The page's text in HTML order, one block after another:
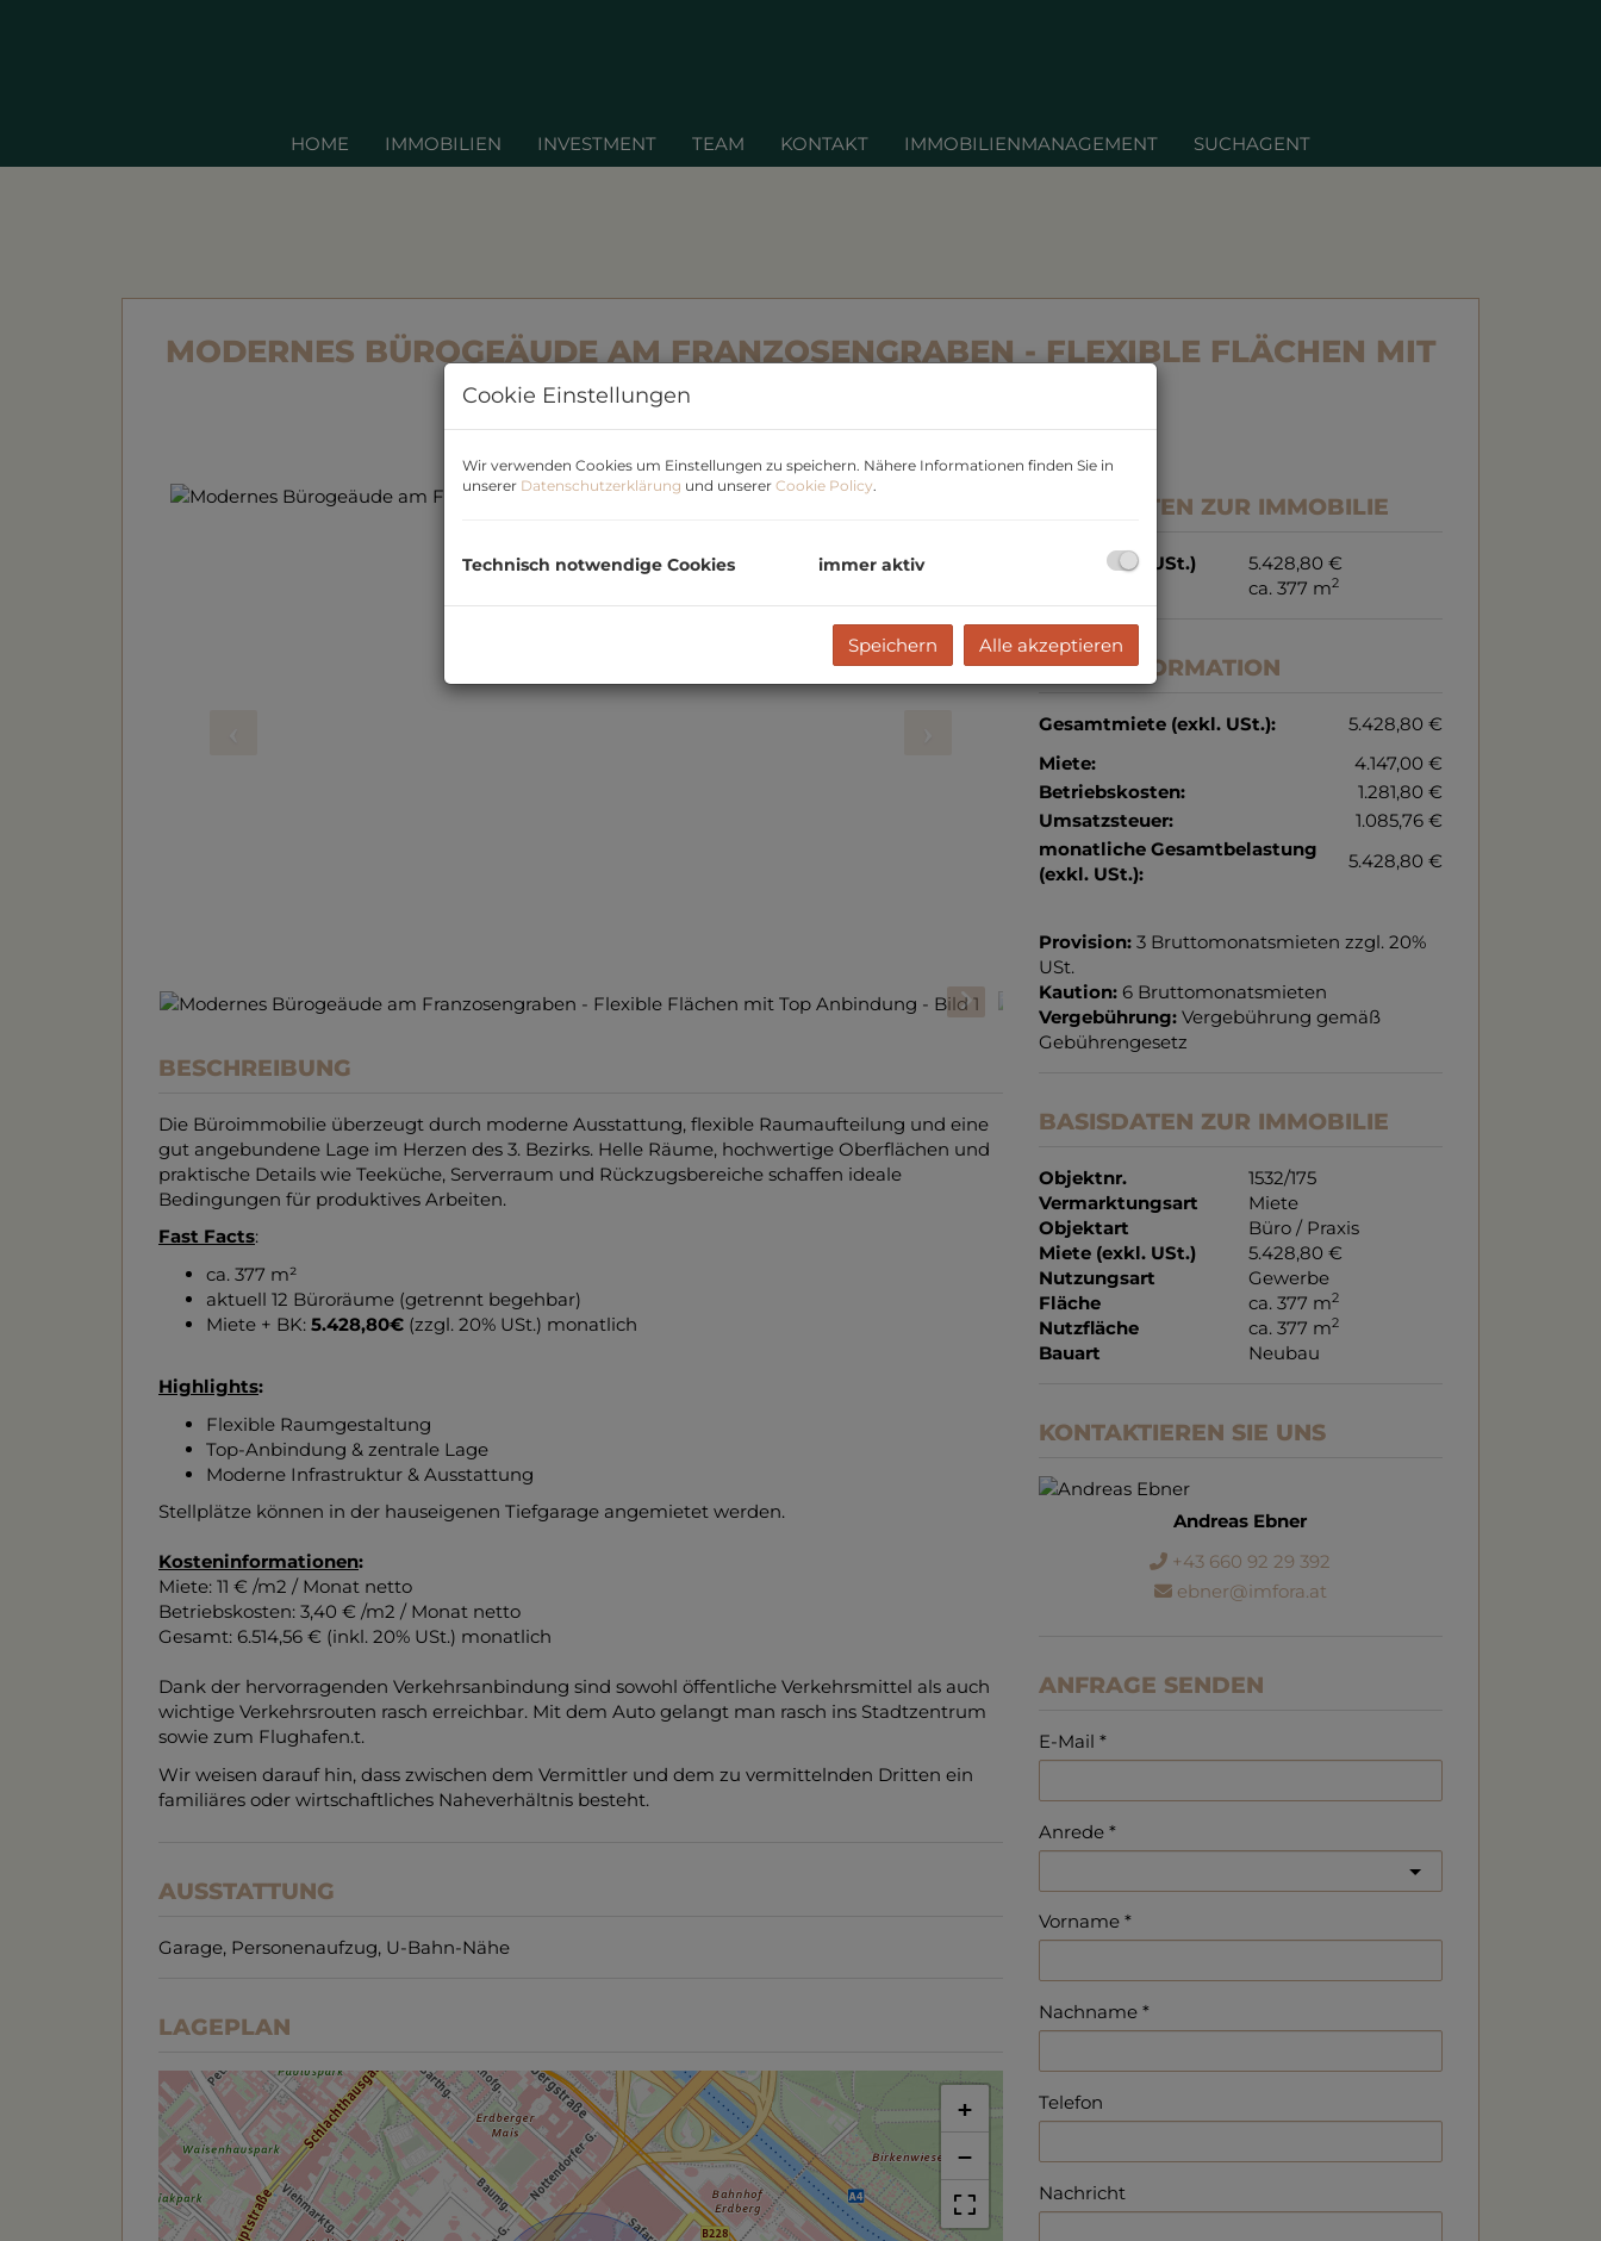
HOME IMMOBILIEN INVESTMENT TEAM KONTAKT IMMOBILIENMANAGEMENT SUCHAGENT
MODERNES BÜROGEÄUDE AM FRANZOSENGRABEN - FLEXIBLE FLÄCHEN MIT
TOP ANBINDUNG
BESCHREIBUNG
Die Büroimmobilie überzeugt durch moderne Ausstattung, flexible Raumaufteilung und eine
gut angebundene Lage im Herzen des 3. Bezirks. Helle Räume, hochwertige Oberflächen und
praktische Details wie Teeküche, Serverraum und Rückzugsbereiche schaffen ideale
Bedingungen für produktives Arbeiten.
Fast Facts:
ca. 377 m²
aktuell 12 Büroräume (getrennt begehbar)
Miete + BK: 5.428,80€ (zzgl. 20% USt.) monatlich
Highlights:
Flexible Raumgestaltung
Top-Anbindung & zentrale Lage
Moderne Infrastruktur & Ausstattung
Stellplätze können in der hauseigenen Tiefgarage angemietet werden.
Kosteninformationen:
Miete: 11 € /m2 / Monat netto
Betriebskosten: 3,40 € /m2 / Monat netto
Gesamt: 6.514,56 € (inkl. 20% USt.) monatlich
Dank der hervorragenden Verkehrsanbindung sind sowohl öffentliche Verkehrsmittel als auch
wichtige Verkehrsrouten rasch erreichbar. Mit dem Auto gelangt man rasch ins Stadtzentrum
sowie zum Flughafen.t.
Wir weisen darauf hin, dass zwischen dem Vermittler und dem zu vermittelnden Dritten ein
familiäres oder wirtschaftliches Naheverhältnis besteht.
AUSSTATTUNG
Garage Personenaufzug U-Bahn-Nähe
LAGEPLAN
+
−
BASISDATEN ZUR IMMOBILIE
Miete (exkl. USt.)
5.428,80 €
ca. 377 m2
PREISINFORMATION
Gesamtmiete (exkl. USt.):
5.428,80 €
Miete:
4.147,00 €
Betriebskosten:
1.281,80 €
Umsatzsteuer:
1.085,76 €
monatliche Gesamtbelastung
(exkl. USt.):
5.428,80 €
Provision: 3 Bruttomonatsmieten zzgl. 20%
USt.
Kaution: 6 Bruttomonatsmieten
Vergebührung: Vergebührung gemäß
Gebührengesetz
BASISDATEN ZUR IMMOBILIE
Objektnr.
1532/175
Vermarktungsart
Miete
Objektart
Büro / Praxis
Miete (exkl. USt.)
5.428,80 €
Nutzungsart
Gewerbe
Fläche
ca. 377 m2
Nutzfläche ca. 377 m2
Bauart Neubau
KONTAKTIEREN SIE UNS
Andreas Ebner
+43 660 92 29 392
ebner@imfora.at
ANFRAGE SENDEN
E-Mail
Anrede
Vorname
Nachname
Telefon
Nachricht
Cookie Einstellungen
Wir verwenden Cookies um Einstellungen zu speichern. Nähere Informationen finden Sie in
unserer Datenschutzerklärung und unserer Cookie Policy.
Technisch notwendige Cookies immer aktiv
Speichern Alle akzeptieren